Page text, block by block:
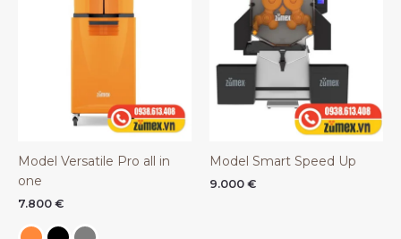
Model Versatile Pro all in
one
7.800 €
Model Smart Speed Up
9.000 €